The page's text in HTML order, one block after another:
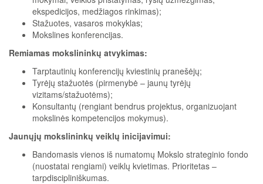
ekspedicijos, medžiagos rinkimas);
Stažuotes, vasaros mokyklas;
Mokslines konferencijas.
Remiamas mokslininkų atvykimas:
Tarptautinių konferencijų kviestinių pranešėjų;
Tyrėjų stažuotės (pirmenybė – jaunų tyrėjų
vizitams/stažuotėms);
Konsultantų (rengiant bendrus projektus, organizuojant
mokslinės kompetencijos mokymus).
Jaunųjų mokslininkų veiklų inicijavimui:
Bandomasis vienos iš numatomų Mokslo strateginio fondo
(nuostatai rengiami) veiklų kvietimas. Prioritetas –
tarpdiscipliniškumas.